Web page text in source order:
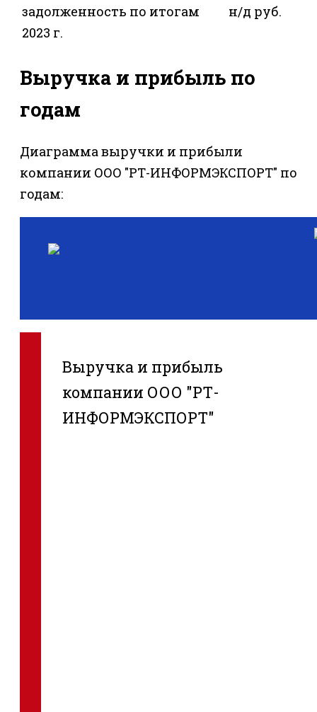
задолженность по итогам
2023 г.
н/д руб.
Выручка и прибыль по
годам
Диаграмма выручки и прибыли
компании ООО "РТ-ИНФОРМЭКСПОРТ" по
годам:
Выручка и прибыль
компании ООО "РТ-
ИНФОРМЭКСПОРТ"